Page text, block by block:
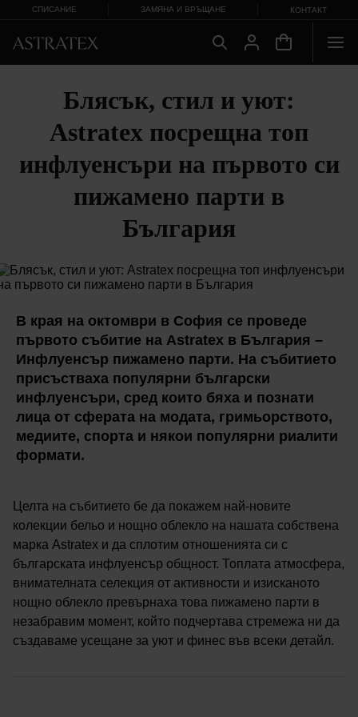
СПИСАНИЕ ЗАМЯНА И ВРЪЩАНЕ КОНТАКТ
Блясък, стил и уют:
Astratex посрещна топ
инфлуенсъри на първото си
пижамено парти в
България
В края на октомври в София се проведе
първото събитие на Astratex в България –
Инфлуенсър пижамено парти. На събитието
присъстваха популярни български
инфлуенсъри, сред които бяха и познати
лица от сферата на модата, гримьорството,
медиите, спорта и някои популярни риалити
формати.
Целта на събитието бе да покажем най-новите
колекции бельо и нощно облекло на нашата собствена
марка Astratex и да сплотим отношенията си с
българската инфлуенсър общност. Топлата атмосфера,
внимателната селекция от активности и изисканото
нощно облекло превърнаха това пижамено парти в
незабравим момент, който подчертава стремежа ни да
създаваме усещане за уют и финес във всеки детайл.